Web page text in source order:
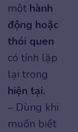
một hành
động hoặc
thói quen
có tính lặp
lại trong
hiện tại.
– Dùng khi
muốn biết